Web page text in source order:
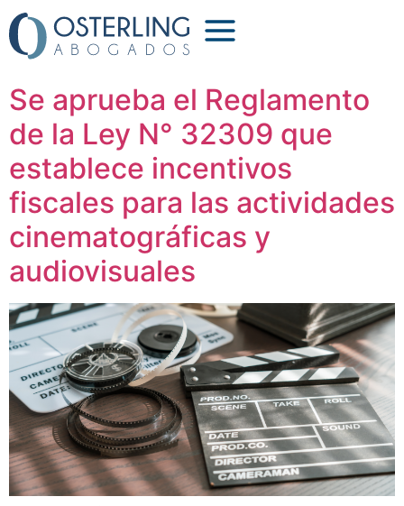
Etiqueta:donaciones
Se aprueba el Reglamento
de la Ley N° 32309 que
establece incentivos
fiscales para las actividades
cinematográficas y
audiovisuales